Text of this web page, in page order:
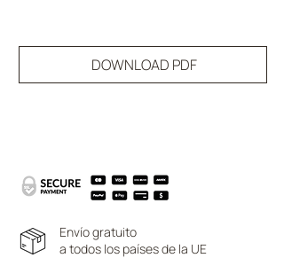
DOWNLOAD PDF
Envío gratuito
a todos los países de la UE